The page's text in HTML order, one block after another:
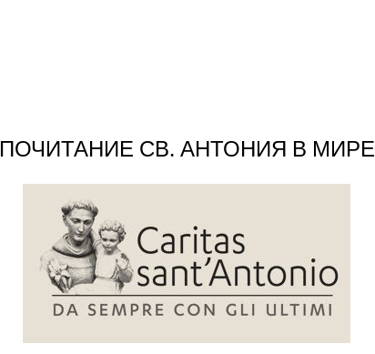
ПОЧИТАНИЕ СВ. АНТОНИЯ В МИРЕ